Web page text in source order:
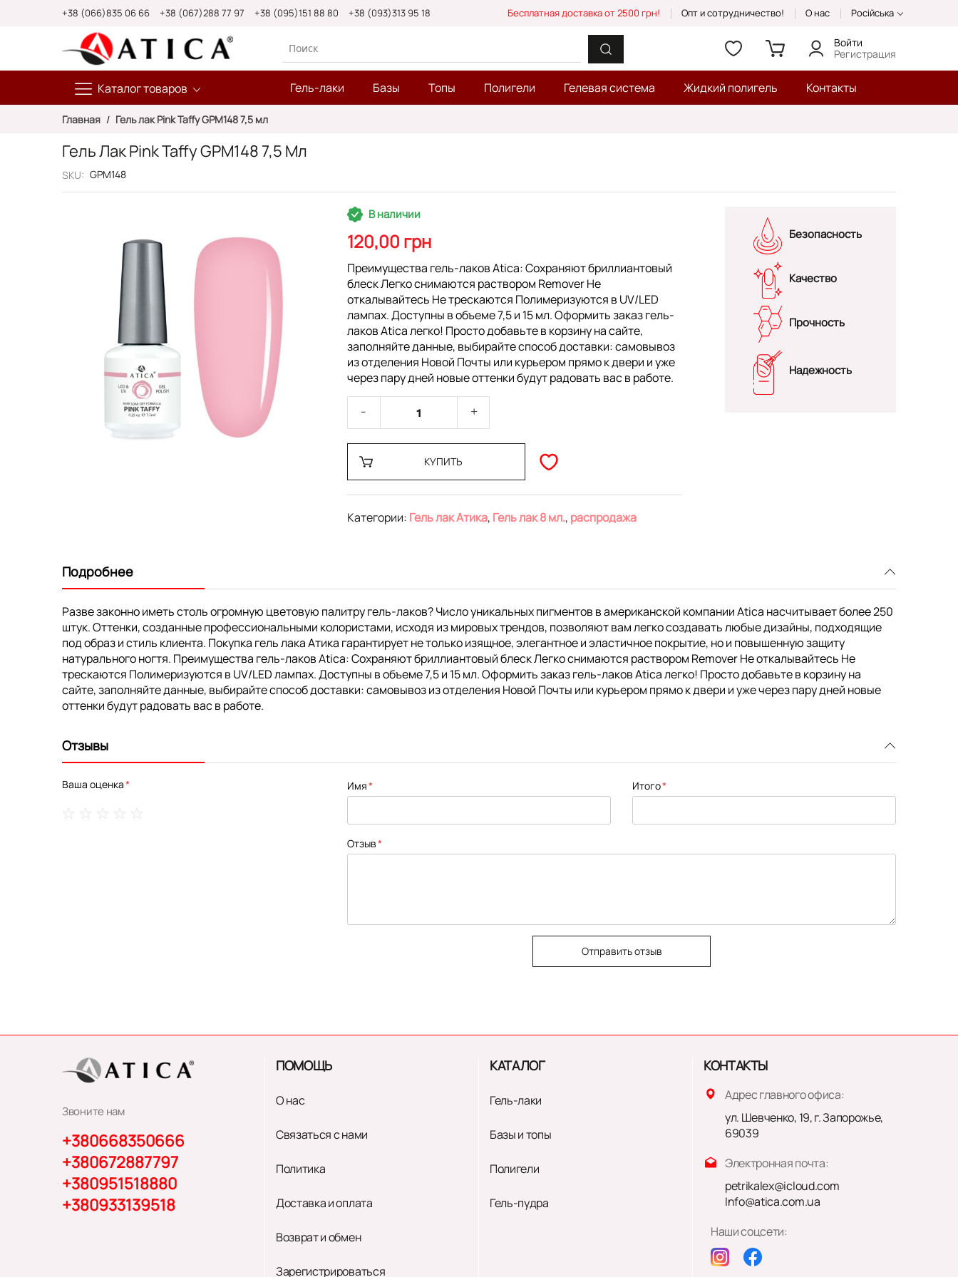
+38 (066)835 06 66 +38 (067)288 77 97 +38 (095)151 88 80 +38 (093)313 95 18 Бесплатная доставка от 2500 грн! Опт и сотрудничество! О нас Російська
Каталог товаров
Войти
Регистрация
Гель-лаки Базы Топы Полигели Гелевая система Жидкий полигель Контакты
Главная Гель лак Pink Taffy GPM148 7,5 мл
Гель Лак Pink Taffy GPM148 7,5 Мл
SKU GPM148
изображений
В наличии
120,00 грн
Преимущества гель-лаков Atica: Сохраняют бриллиантовый
блеск Легко снимаются раствором Remover Не
откалывайтесь Не трескаются Полимеризуются в UV/LED
лампах. Доступны в объеме 7,5 и 15 мл. Оформить заказ гель-
лаков Atica легко! Просто добавьте в корзину на сайте,
заполняйте данные, выбирайте способ доставки: самовывоз
из отделения Новой Почты или курьером прямо к двери и уже
через пару дней новые оттенки будут радовать вас в работе.
КУПИТЬ
Категории: Гель лак Атика, Гель лак 8 мл., распродажа
Безопасность
Качество
Прочность
Надежность
Подробнее
Разве законно иметь столь огромную цветовую палитру гель-лаков? Число уникальных пигментов в американской компании Atica насчитывает более 250
штук. Оттенки, созданные профессиональными колористами, исходя из мировых трендов, позволяют вам легко создавать любые дизайны, подходящие
под образ и стиль клиента. Покупка гель лака Атика гарантирует не только изящное, элегантное и эластичное покрытие, но и повышенную защиту
натурального ногтя. Преимущества гель-лаков Atica: Сохраняют бриллиантовый блеск Легко снимаются раствором Remover Не откалывайтесь Не
трескаются Полимеризуются в UV/LED лампах. Доступны в объеме 7,5 и 15 мл. Оформить заказ гель-лаков Atica легко! Просто добавьте в корзину на
сайте, заполняйте данные, выбирайте способ доставки: самовывоз из отделения Новой Почты или курьером прямо к двери и уже через пару дней новые
оттенки будут радовать вас в работе.
Отзывы
Ваша оценка Имя Итого
Отзыв
Отправить отзыв
Звоните нам
+380668350666
+380672887797
+380951518880
+380933139518
ПОМОЩЬ
О нас
Связаться с нами
Политика
Доставка и оплата
Возврат и обмен
Зарегистрироваться
КАТАЛОГ
Гель-лаки
Базы и топы
Полигели
Гель-пудра
КОНТАКТЫ
Адрес главного офиса:
ул. Шевченко, 19, г. Запорожье,
69039
Электронная почта:
petrikalex@icloud.com
Info@atica.com.ua
Наши соцсети: